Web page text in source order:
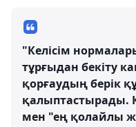
"Келісім
тұрғыдан бекіту
қорғаудың берік
қалыптастырады.
мен "ең қолайлы